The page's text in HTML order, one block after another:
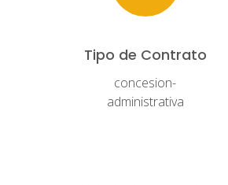
Tipo de Contrato
concesion-
administrativa